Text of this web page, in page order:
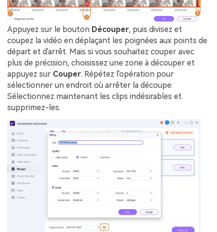
Appuyez sur le bouton Découper, puis divisez et
coupez la vidéo en déplaçant les poignées aux points de
départ et d'arrêt. Mais si vous souhaitez couper avec
plus de précision, choisissez une zone à découper et
appuyez sur Couper. Répétez l'opération pour
sélectionner un endroit où arrêter la découpe.
Sélectionnez maintenant les clips indésirables et
supprimez-les.